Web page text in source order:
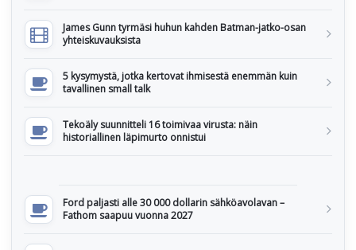
James Gunn tyrmäsi huhun kahden Batman-jatko-osan
yhteiskuvauksista
5 kysymystä, jotka kertovat ihmisestä enemmän kuin
tavallinen small talk
Tekoäly suunnitteli 16 toimivaa virusta: näin
historiallinen läpimurto onnistui
Ford paljasti alle 30 000 dollarin sähköavolavan –
Fathom saapuu vuonna 2027